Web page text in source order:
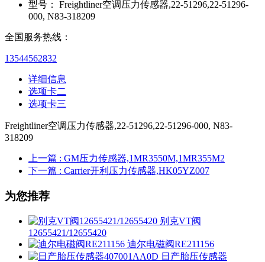
型号：
Freightliner空调压力传感器,22-51296,22-51296-
000, N83-318209
全国服务热线：
13544562832
详细信息
选项卡二
选项卡三
Freightliner空调压力传感器,22-51296,22-51296-000, N83-
318209
上一篇 : GM压力传感器,1MR3550M,1MR355M2
下一篇 : Carrier开利压力传感器,HK05YZ007
为您推荐
别克VT阀
12655421/12655420
迪尔电磁阀RE211156
日产胎压传感器